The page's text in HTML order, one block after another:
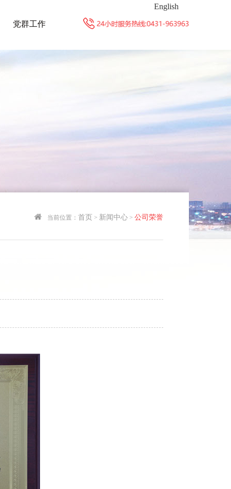
党群工作
English
当前位置： 首页 > 新闻中心 > 公司荣誉